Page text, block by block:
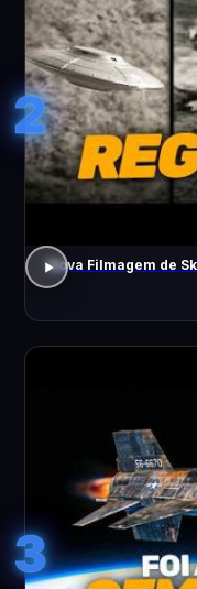
2
Nova Filmagem de
3